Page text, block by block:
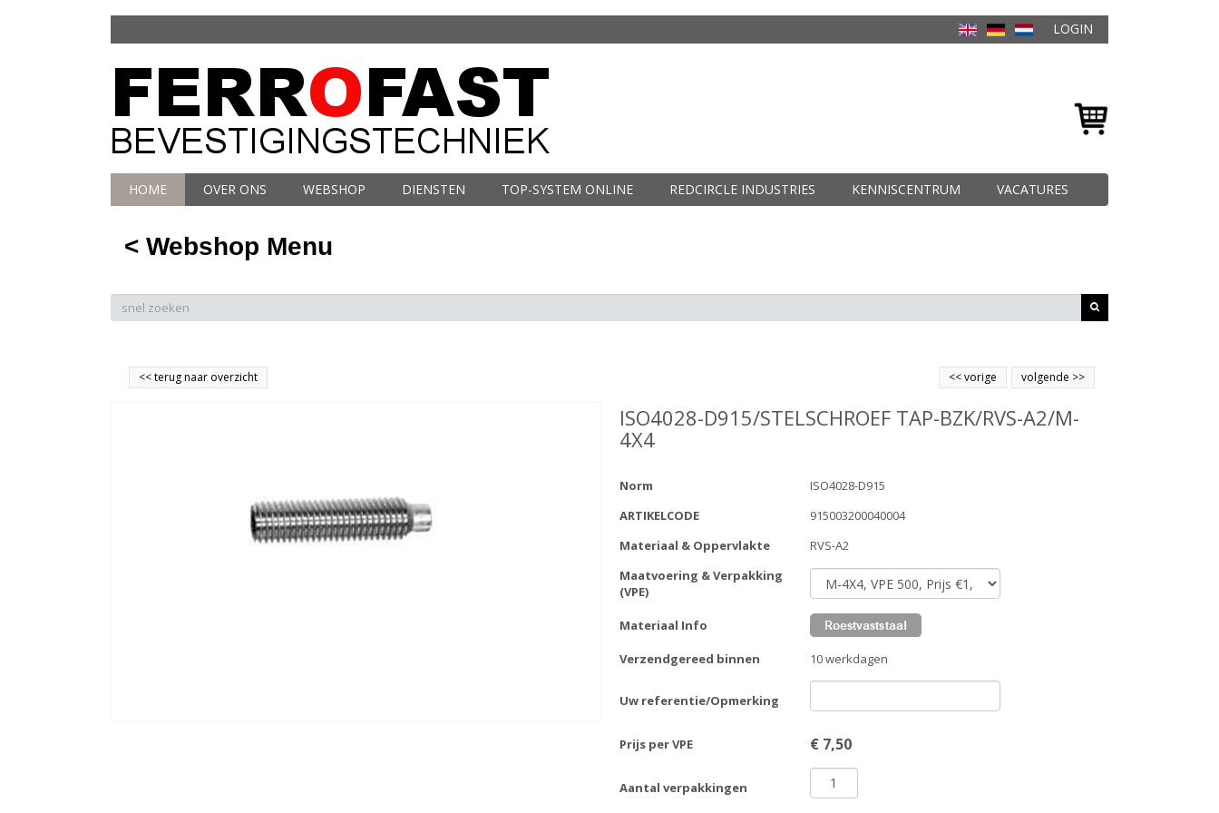
LOGIN
HOME OVER ONS WEBSHOP DIENSTEN TOP-SYSTEM ONLINE REDCIRCLE INDUSTRIES KENNISCENTRUM VACATURES
< Webshop Menu
<<terug naar overzicht volgende >>
<<vorige
ISO4028-D915/STELSCHROEF TAP-BZK/RVS-A2/M-
4X4
Norm
ISO4028-D915
ARTIKELCODE
915003200040004
Materiaal & Oppervlakte
RVS-A2
Maatvoering & Verpakking
(VPE)
Materiaal Info
Verzendgereed binnen 10 werkdagen
Uw referentie/Opmerking
Prijs per VPE € 7,50
Aantal verpakkingen